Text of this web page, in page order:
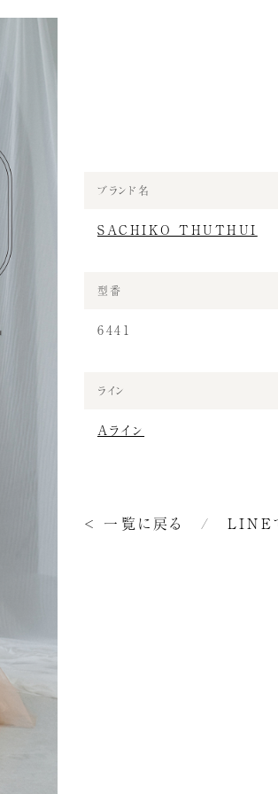
ブランド名
SACHIKO THUTHUI
型番
6441
ライン
Aライン
< 一覧に戻る /LINE